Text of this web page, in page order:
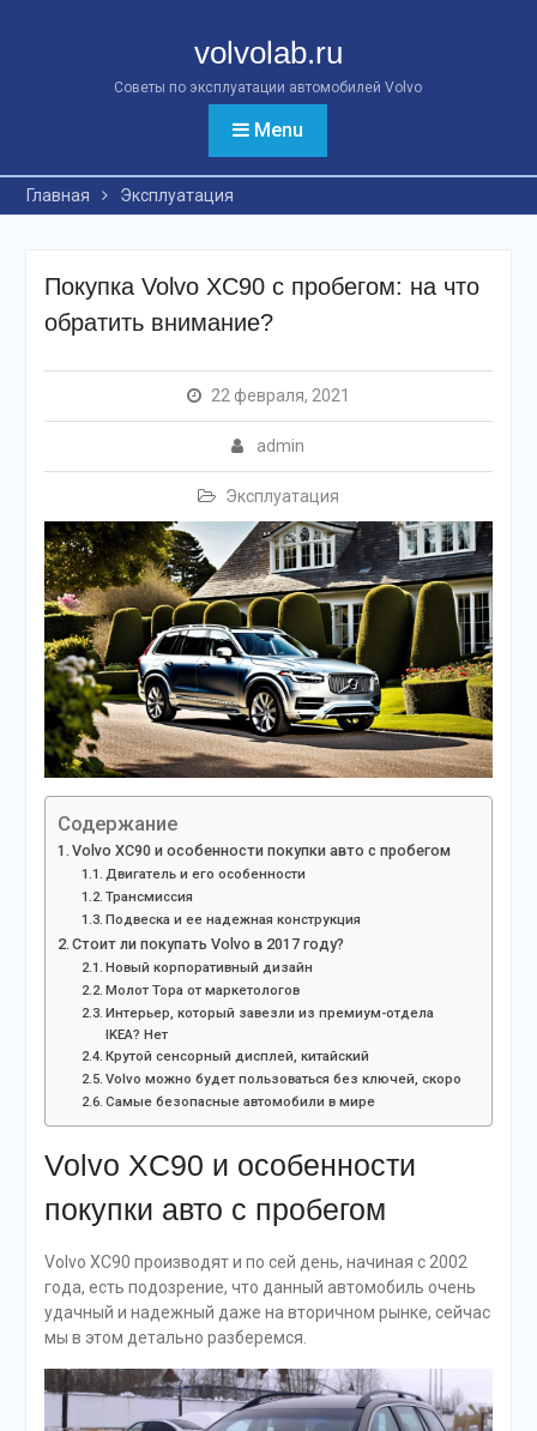
volvolab.ru
Советы по эксплуатации автомобилей Volvo
Menu
Главная Эксплуатация
Покупка Volvo XC90 с пробегом: на что
обратить внимание?
22 февраля, 2021
admin
Эксплуатация
Содержание
Volvo XC90 и особенности покупки авто с пробегом
Двигатель и его особенности
Трансмиссия
Подвеска и ее надежная конструкция
Стоит ли покупать Volvo в 2017 году?
Новый корпоративный дизайн
Молот Тора от маркетологов
Интерьер, который завезли из премиум-отдела
IKEA? Нет
Крутой сенсорный дисплей, китайский
Volvo можно будет пользоваться без ключей, скоро
Самые безопасные автомобили в мире
Volvo XC90 и особенности
покупки авто с пробегом
Volvo XC90 производят и по сей день, начиная с 2002
года, есть подозрение, что данный автомобиль очень
удачный и надежный даже на вторичном рынке, сейчас
мы в этом детально разберемся.